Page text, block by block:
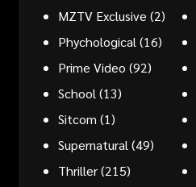
MZTV Exclusive (2)
Phychological (16)
Prime Video (92)
School (13)
Sitcom (1)
Supernatural (49)
Thriller(215)